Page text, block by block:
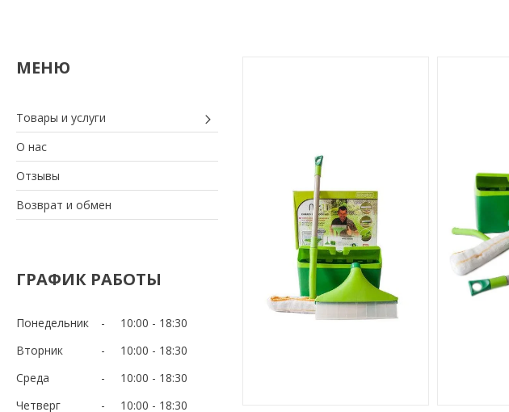
Товары и услуги
О нас
Отзывы
Возврат и обмен
ГРАФИК РАБОТЫ
Понедельник 10:00
18:30
Вторник
10:00
18:30
Среда
10:00
18:30
Четверг
10:00
18:30